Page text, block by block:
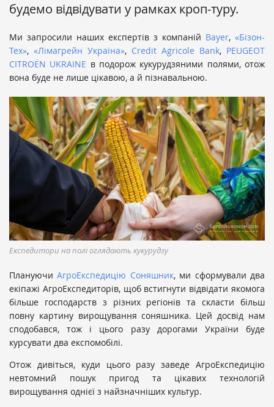
будемо відвідувати у рамках кроп-туру.
Ми запросили наших експертів з компаній Bayer, «Бізон-
Тех», «Лімагрейн Україна», Credit Agricole Bank, PEUGEOT
CITROЁN UKRAINE в подорож кукурудзяними полями, отож
вона буде не лише цікавою, а й пізнавальною.
Експедитори на полі оглядають кукурудзу
ПлануючиАгроЕкспедицію Соняшник, ми сформували два
екіпажі АгроЕкспедиторів, щоб встигнути відвідати якомога
більше господарств з різних регіонів та скласти більш
повну картину вирощування соняшника. Цей досвід нам
сподобався, тож і цього разу дорогами України буде
курсувати два експомобілі.
Отож дивіться, куди цього разу заведе АгроЕкспедицію
невтомний пошук пригод та цікавих технологій
вирощування однієї з найзначніших культур.